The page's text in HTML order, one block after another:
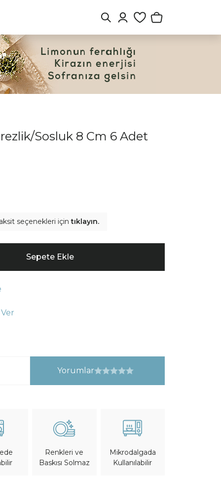
Sosluk 8 Cm 6 Adet
seçenekleri içintıklayın.
Sepete Ekle
Yorumlar
Renkleri ve
Baskısı Solmaz
Mikrodalgada
Kullanılabilir